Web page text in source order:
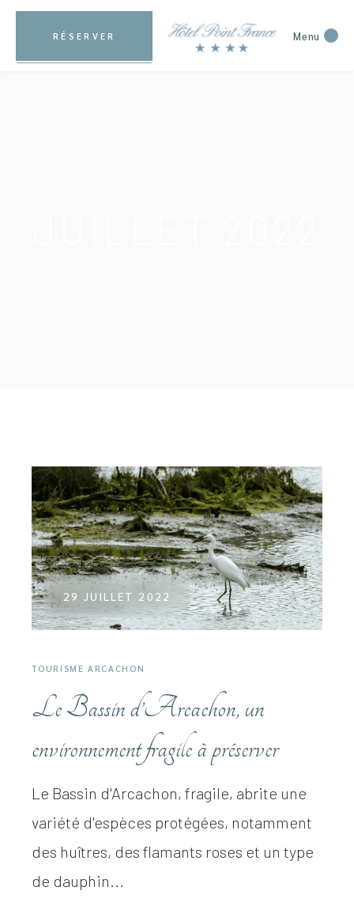
RÉSERVER Menu
29 JUILLET 2022
TOURISME ARCACHON
Le Bassin d’Arcachon, un
environnement fragile à préserver
Le Bassin d'Arcachon, fragile, abrite une
variété d'espèces protégées, notamment
des huîtres, des flamants roses et un type
de dauphin...